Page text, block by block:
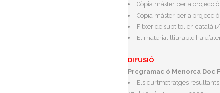
Còpia màster per a
Còpia màster per a projecció
Fitxer de subtítol en català
El material lliurable ha
DIFUSIÓ
Programació Menorca Doc
Els curtmetratges